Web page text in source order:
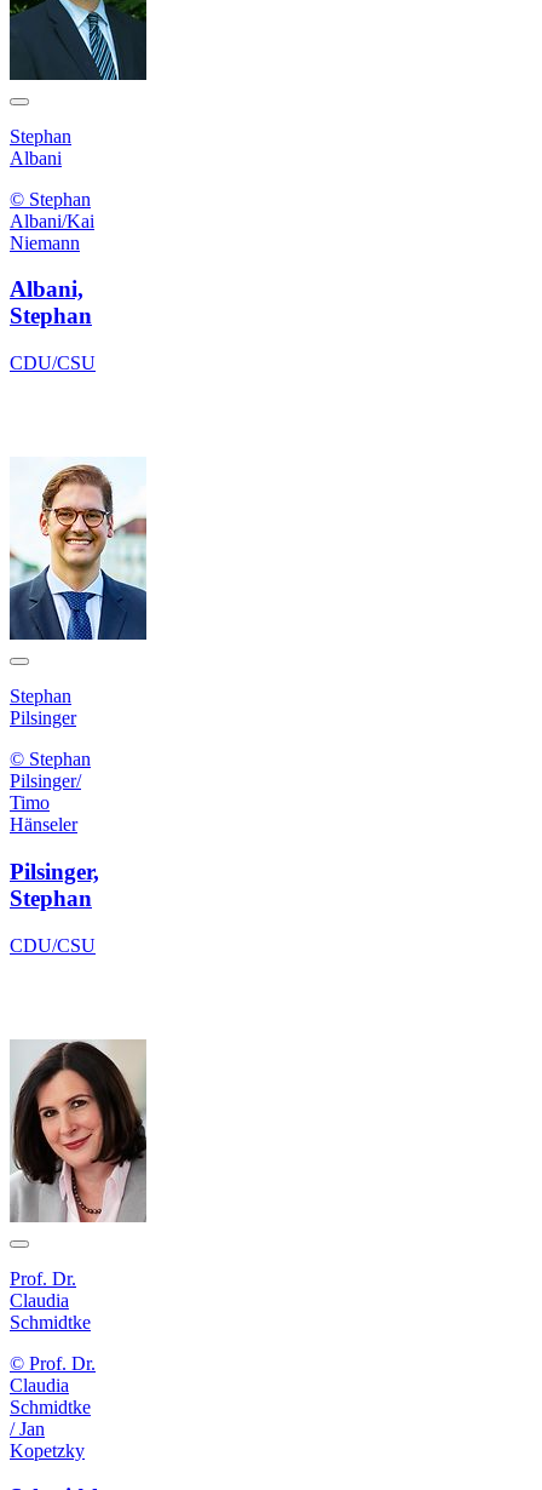
Stephan
Albani
© Stephan
Albani/Kai
Niemann
Albani,
Stephan
CDU/CSU
Stephan
Pilsinger
© Stephan
Pilsinger/
Timo
Hänseler
Pilsinger,
Stephan
CDU/CSU
Prof. Dr.
Claudia
Schmidtke
© Prof. Dr.
Claudia
Schmidtke
/ Jan
Kopetzky